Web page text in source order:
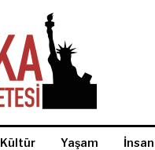
Kültür Yaşam